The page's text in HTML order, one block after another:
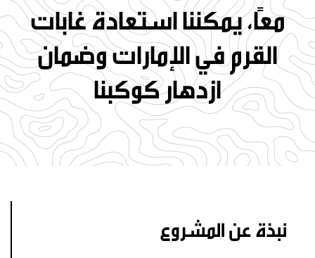
معًا، يمكننا استعادة غابات
القرم في الإمارات وضمان
ازدهار كوكبنا
نبذة عن المشروع